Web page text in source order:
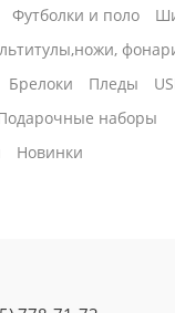
Футболки и поло
Брелоки Пледы
наборы
Новинки